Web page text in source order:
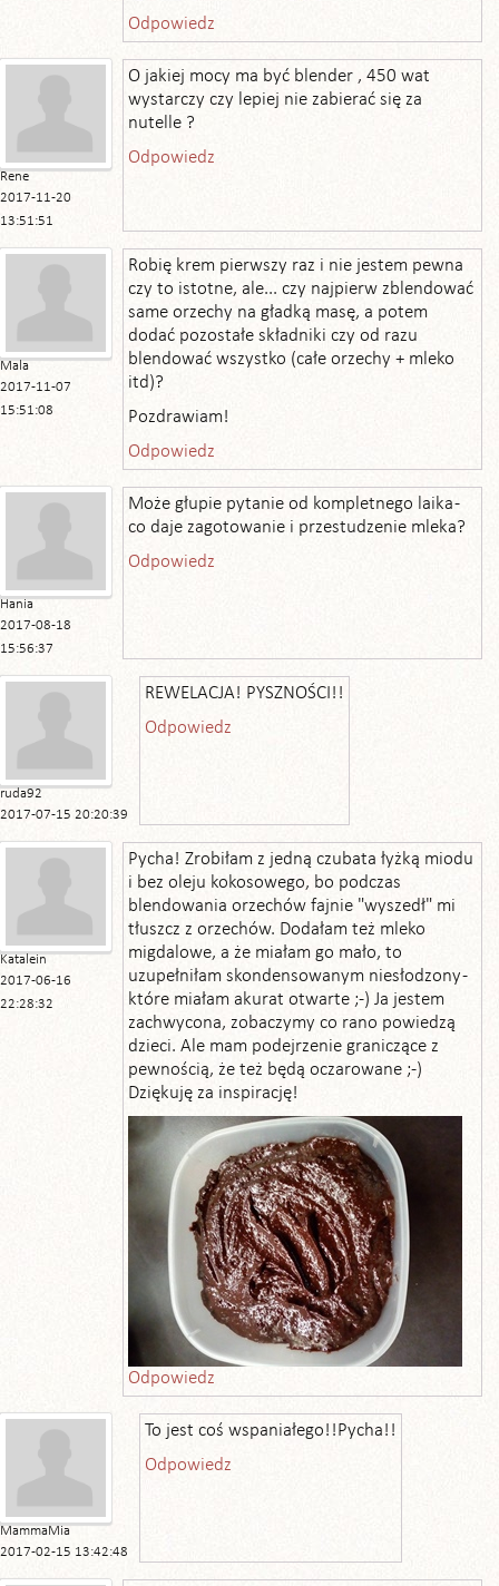
Odpowiedz
Rene
2017-11-20
13:51:51
O jakiej mocy ma być blender , 450 wat
wystarczy czy lepiej nie zabierać się za
nutelle ?
Odpowiedz
Mala
2017-11-07
15:51:08
Robię krem pierwszy raz i nie jestem pewna
czy to istotne, ale... czy najpierw zblendować
same orzechy na gładką masę, a potem
dodać pozostałe składniki czy od razu
blendować wszystko (całe orzechy + mleko
itd)?
Pozdrawiam!
Odpowiedz
Hania
2017-08-18
15:56:37
Może głupie pytanie od kompletnego laika -
co daje zagotowanie i przestudzenie mleka?
Odpowiedz
ruda92
2017-07-15 20:20:39
REWELACJA! PYSZNOŚCI!!
Odpowiedz
Katalein
2017-06-16
22:28:32
Pycha! Zrobiłam z jedną czubata łyżką miodu
i bez oleju kokosowego, bo podczas
blendowania orzechów fajnie "wyszedł" mi
tłuszcz z orzechów. Dodałam też mleko
migdalowe, a że miałam go mało, to
uzupełniłam skondensowanym niesłodzony -
które miałam akurat otwarte ;-) Ja jestem
zachwycona, zobaczymy co rano powiedzą
dzieci. Ale mam podejrzenie graniczące z
pewnością, że też będą oczarowane ;-)
Dziękuję za inspirację!
Odpowiedz
MammaMia
2017-02-15 13:42:48
To jest coś wspaniałego!!Pycha!!
Odpowiedz